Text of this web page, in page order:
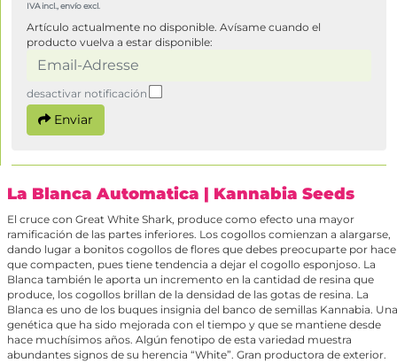
IVA incl., envío excl.
Artículo actualmente no disponible. Avísame cuando el
producto vuelva a estar disponible:
desactivar notificación
Enviar
La Blanca Automatica | Kannabia Seeds
El cruce con Great White Shark, produce como efecto una mayor
ramificación de las partes inferiores. Los cogollos comienzan a alargarse,
dando lugar a bonitos cogollos de flores que debes preocuparte por
que compacten, pues tiene tendencia a dejar el cogollo esponjoso. La
Blanca también le aporta un incremento en la cantidad de resina que
produce, los cogollos brillan de la densidad de las gotas de resina. La
Blanca es uno de los buques insignia del banco de semillas Kannabia. Una
genética que ha sido mejorada con el tiempo y que se mantiene desde
hace muchísimos años. Algún fenotipo de esta variedad muestra
abundantes signos de su herencia “White”. Gran productora de exterior.